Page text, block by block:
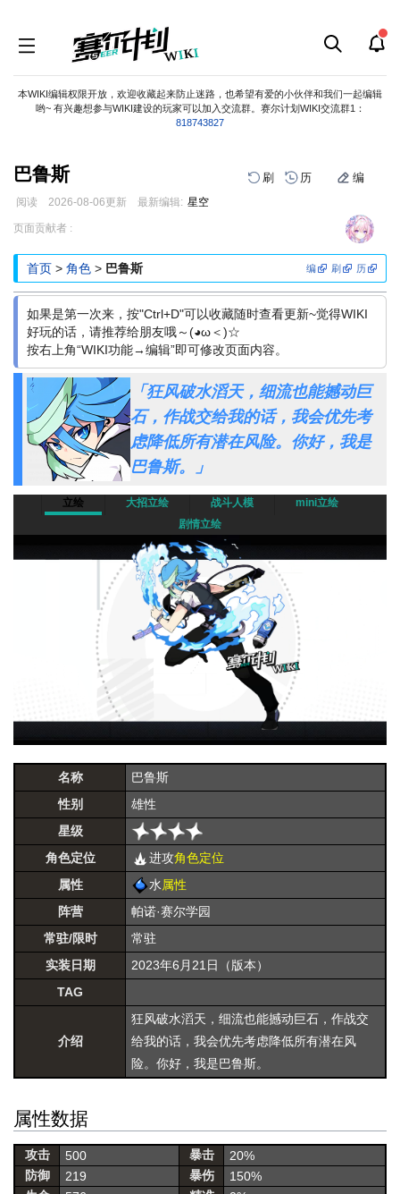
本WIKI编辑权限开放，欢迎收藏起来防止迷路，也希望有爱的小伙伴和我们一起编辑
哟~ 有兴趣想参与WIKI建设的玩家可以加入交流群。赛尔计划WIKI交流群1：
818743827
巴鲁斯 刷 历 编
阅读 2026-08-06更新 最新编辑: 星空
跳
导
跳
搜
页面贡献者 :
编 刷 历
首页 > 角色 > 巴鲁斯
如果是第一次来，按"Ctrl+D"可以收藏随时查看更新~觉得WIKI
好玩的话，请推荐给朋友哦～(◕ω＜)☆
按右上角“WIKI功能→编辑”即可修改页面内容。
「狂风破水滔天，细流也能撼动巨
石，作战交给我的话，我会优先考
虑降低所有潜在风险。你好，我是
巴鲁斯。」
立绘 大招立绘 战斗人模
mini立绘
剧情立绘
名称
巴鲁斯
性别
雄性
星级
角色定位
进攻角色定位
属性
水属性
阵营
帕诺·赛尔学园
常驻/限时
常驻
实装日期
2023年6月21日（版本）
TAG
介绍
狂风破水滔天，细流也能撼动巨石，作战交
给我的话，我会优先考虑降低所有潜在风
险。你好，我是巴鲁斯。
属性数据
攻击 500 暴击
20%
防御
219 暴伤
150%